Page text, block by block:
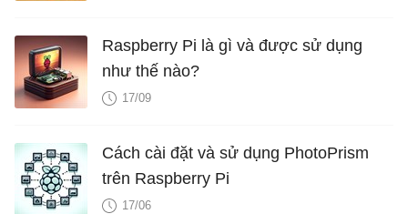
Raspberry Pi là gì và được sử dụng
như thế nào?
17/09
Cách cài đặt và sử dụng PhotoPrism
trên Raspberry Pi
17/06